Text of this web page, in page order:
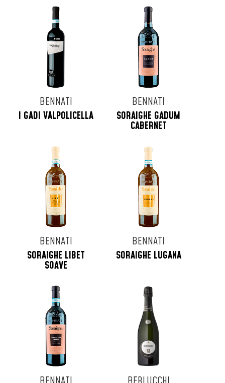
BENNATI
I GADI VALPOLICELLA
BENNATI
SORAIGHE GADUM
CABERNET
BENNATI
SORAIGHE LIBET
SOAVE
BENNATI
SORAIGHE LUGANA